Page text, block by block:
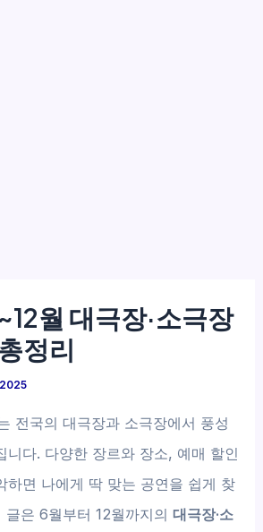
월 대극장·소극장
정리
전국의 대극장과 소극장에서 풍성
니다. 다양한 장르와 장소, 예매 할인
하면 나에게 딱 맞는 공연을 쉽게 찾
글은 6월부터 12월까지의대극장·소